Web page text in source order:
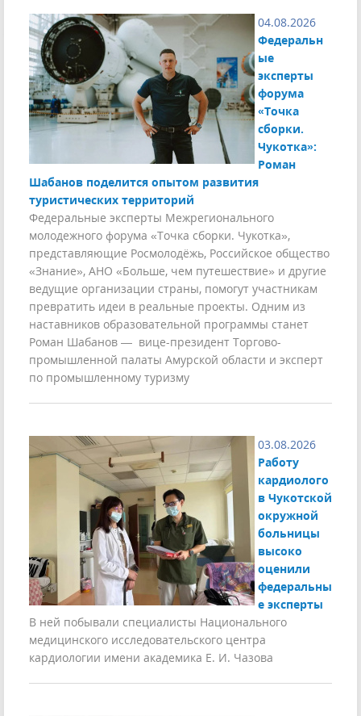
04.08.2026
Федеральн
ые
эксперты
форума
«Точка
сборки.
Чукотка»:
Роман
Шабанов поделится опытом развития
туристических территорий
Федеральные эксперты Межрегионального
молодежного форума «Точка сборки. Чукотка»,
представляющие Росмолодёжь, Российское общество
«Знание», АНО «Больше, чем путешествие» и другие
ведущие организации страны, помогут участникам
превратить идеи в реальные проекты. Одним из
наставников образовательной программы станет
Роман Шабанов — вице-президент Торгово-
промышленной палаты Амурской области и эксперт
по промышленному туризму
03.08.2026
Работу
кардиолого
в Чукотской
окружной
больницы
высоко
оценили
федеральны
е эксперты
В ней побывали специалисты Национального
медицинского исследовательского центра
кардиологии имени академика Е. И. Чазова